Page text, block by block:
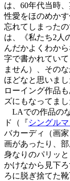
は、60年代当時
性愛をほのめか
忘れてしまった
は、《私たち2人
んだかよくわか
字で書かれてい
ません）、その
ほどなと思いま
ローイング作品
ズにもなってまし
LAでの作品の
ド（『シングル
バカーディ（画
画があったり、
身なりのパリッ
かけなから見下
ろに脱ぎ捨てた